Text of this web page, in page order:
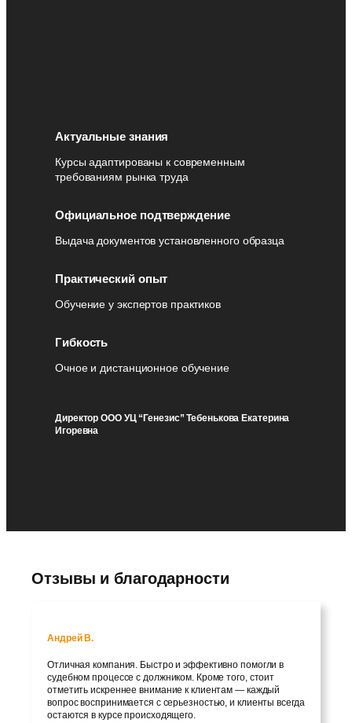
Актуальные знания
Курсы адаптированы к современным
требованиям рынка труда
Официальное подтверждение
Выдача документов установленного образца
Практический опыт
Обучение у экспертов практиков
Гибкость
Очное и дистанционное обучение
Директор ООО УЦ “Генезис” Тебенькова Екатерина
Игоревна
Отзывы и благодарности
Андрей В.
Отличная компания. Быстро и эффективно помогли в
судебном процессе с должником. Кроме того, стоит
отметить искреннее внимание к клиентам — каждый
вопрос воспринимается с серьезностью, и клиенты всегда
остаются в курсе происходящего.